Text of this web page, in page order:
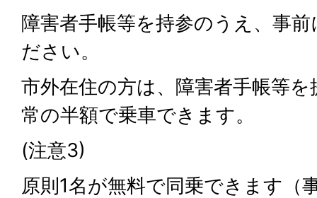
障害者手帳等を持参のうえ、事
ださい。
市外在住の方は、障害者手帳等
常の半額で乗車できます。
(注意3)
原則1名が無料で同乗できます（